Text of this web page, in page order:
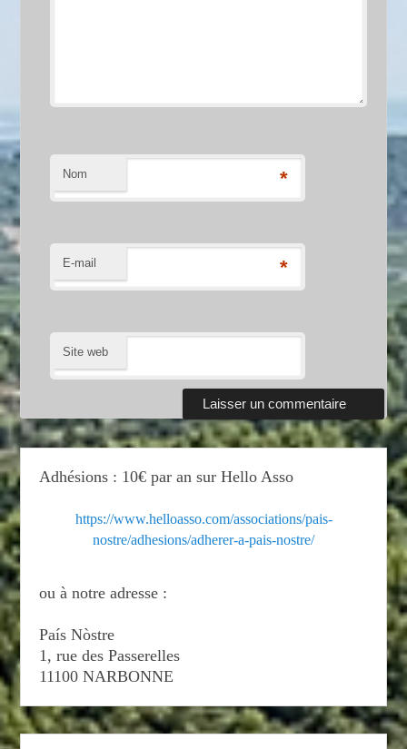
Nom *
E-mail *
Site web
Adhésions : 10€ par an sur Hello Asso
https://www.helloasso.com/associations/pais-
nostre/adhesions/adherer-a-pais-nostre/
ou à notre adresse :
País Nòstre
1, rue des Passerelles
11100 NARBONNE